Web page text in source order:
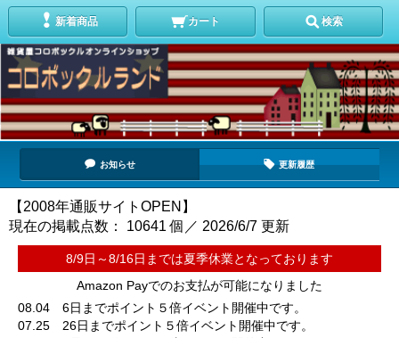
新着商品 カート 検索
お知らせ 更新履歴
【2008年通販サイトOPEN】
現在の掲載点数： 10641 個／ 2026/6/7 更新
8/9日～8/16日までは夏季休業となっております
Amazon Payでのお支払が可能になりました
08.04 6日までポイント５倍イベント開催中です。
07.25 26日までポイント５倍イベント開催中です。